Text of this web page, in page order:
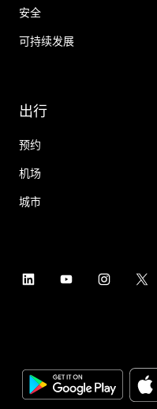
安全
可持续发展
出行
预约
机场
城市